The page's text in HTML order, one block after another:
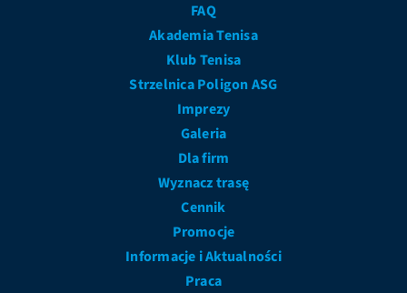
FAQ
Akademia Tenisa
Klub Tenisa
Strzelnica Poligon ASG
Imprezy
Galeria
Dla firm
Wyznacz trasę
Cennik
Promocje
Informacje i Aktualności
Praca